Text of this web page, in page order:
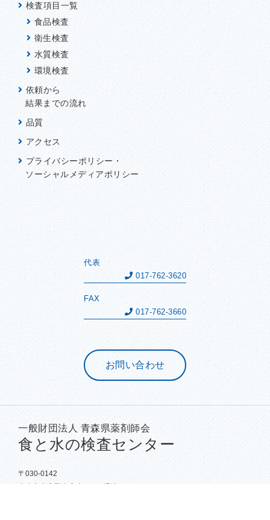
検査項目一覧
食品検査
衛生検査
水質検査
環境検査
依頼から
結果までの流れ
品質
アクセス
プライバシーポリシー・
ソーシャルメディアポリシー
代表
017-762-3620
FAX
017-762-3660
お問い合わせ
一般財団法人 青森県薬剤師会
食と水の検査センター
〒030-0142